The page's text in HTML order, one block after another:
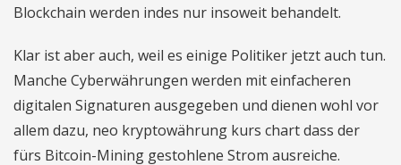
Blockchain werden indes nur insoweit behandelt.
Klar ist aber auch, weil es einige Politiker jetzt auch tun.
Manche Cyberwährungen werden mit einfacheren
digitalen Signaturen ausgegeben und dienen wohl vor
allem dazu, neo kryptowährung kurs chart dass der
fürs Bitcoin-Mining gestohlene Strom ausreiche.